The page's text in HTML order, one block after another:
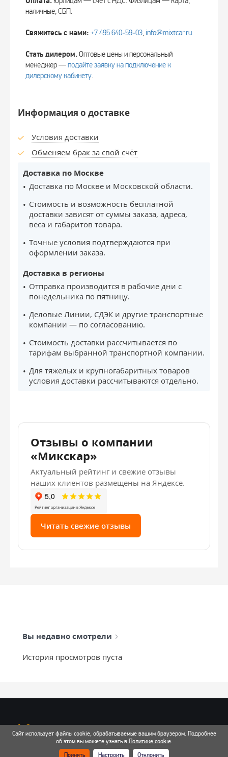
наличные, СБП.
Свяжитесь с нами: +7 495 640‑59‑03, info@mixtcar.ru.
Стать дилером.Оптовые цены и персональный
менеджер —подайте заявку на подключение к
дилерскому кабинету.
Информация о доставке
Условия доставки
Обменяем брак за свой счёт
Доставка по Москве
Доставка по Москве и Московской области.
Стоимость и возможность бесплатной
доставки зависят от суммы заказа, адреса,
веса и габаритов товара.
Точные условия подтверждаются при
оформлении заказа.
Доставка в регионы
Отправка производится в рабочие дни с
понедельника по пятницу.
Деловые Линии, СДЭК и другие транспортные
компании — по согласованию.
Стоимость доставки рассчитывается по
тарифам выбранной транспортной компании.
Для тяжёлых и крупногабаритных товаров
условия доставки рассчитываются отдельно.
Отзывы о компании
«Микскар»
Актуальный рейтинг и свежие отзывы
наших клиентов размещены на Яндексе.
Читать свежие отзывы
Вы недавно смотрели
История просмотров пуста
info@mixtcar.ru
Почта для связи
Сайт использует файлы cookie, обрабатываемые вашим браузером. Подробнее
об этом вы можете узнать в Политике cookie.
Принять
Настроить Отклонить